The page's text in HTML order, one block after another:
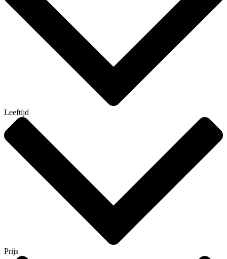
Leeftijd
Prijs